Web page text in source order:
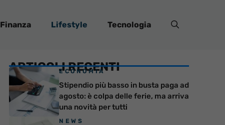
Finanza Lifestyle Tecnologia
ARTICOLI RECENTI
ECONOMIA
Stipendio più basso in busta paga ad
agosto: è colpa delle ferie, ma arriva
una novità per tutti
NEWS